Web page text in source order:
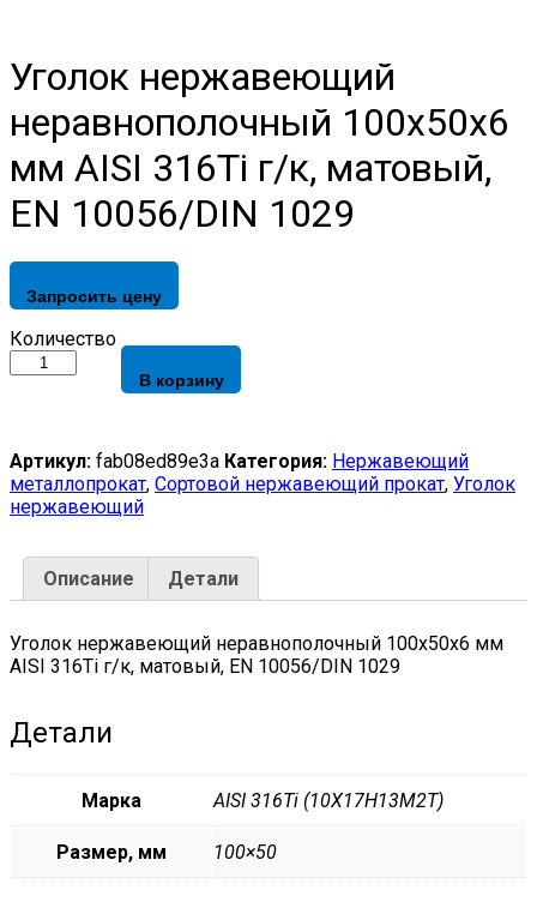
Уголок нержавеющий
неравнополочный 100х50х6
мм AISI 316Ti г/к, матовый,
EN 10056/DIN 1029
Запросить цену
Уголок
нержавеющий
неравнополочный
AISI
316Ti
г/
к,
EN
10056/DIN
quantity
Количество
В корзину
Артикул: fab08ed89e3a Категория: Нержавеющий
металлопрокат, Сортовой нержавеющий прокат, Уголок
нержавеющий
Описание Детали
Уголок нержавеющий неравнополочный 100х50х6 мм
AISI 316Ti г/к, матовый, EN 10056/DIN 1029
Детали
Марка AISI 316Ti (10Х17Н13М2Т)
Размер, мм 100×50